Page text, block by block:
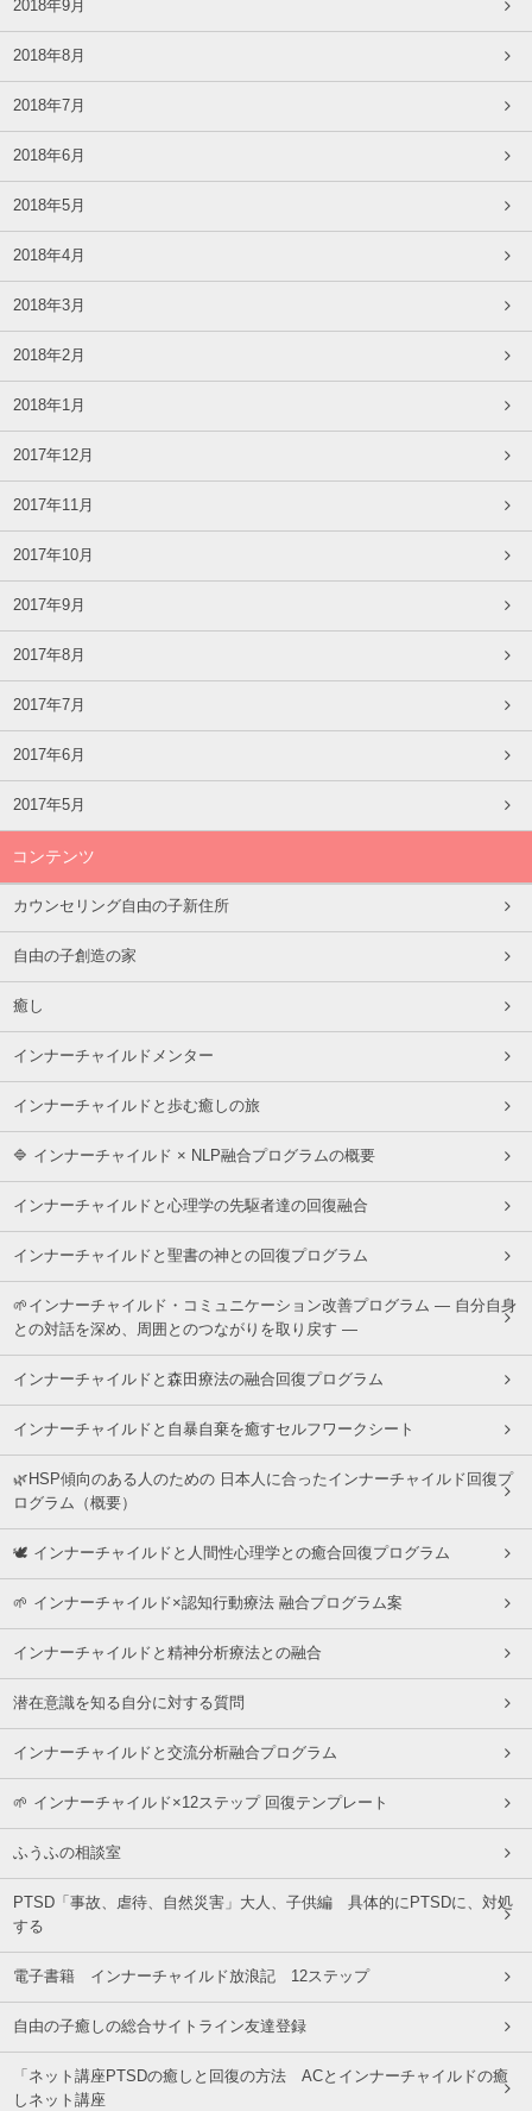
2018年9月
2018年8月
2018年7月
2018年6月
2018年5月
2018年4月
2018年3月
2018年2月
2018年1月
2017年12月
2017年11月
2017年10月
2017年9月
2017年8月
2017年7月
2017年6月
2017年5月
コンテンツ
カウンセリング自由の子新住所
自由の子創造の家
癒し
インナーチャイルドメンター
インナーチャイルドと歩む癒しの旅
🔷 インナーチャイルド × NLP融合プログラムの概要
インナーチャイルドと心理学の先駆者達の回復融合
インナーチャイルドと聖書の神との回復プログラム
🌱インナーチャイルド・コミュニケーション改善プログラム ― 自分自身
との対話を深め、周囲とのつながりを取り戻す ―
インナーチャイルドと森田療法の融合回復プログラム
インナーチャイルドと自暴自棄を癒すセルフワークシート
🌿HSP傾向のある人のための 日本人に合ったインナーチャイルド回復プ
ログラム（概要）
🕊 インナーチャイルドと人間性心理学との癒合回復プログラム
🌱 インナーチャイルド×認知行動療法 融合プログラム案
インナーチャイルドと精神分析療法との融合
潜在意識を知る自分に対する質問
インナーチャイルドと交流分析融合プログラム
🌱 インナーチャイルド×12ステップ 回復テンプレート
ふうふの相談室
PTSD「事故、虐待、自然災害」大人、子供編 具体的にPTSDに、対処
する
電子書籍 インナーチャイルド放浪記 12ステップ
自由の子癒しの総合サイトライン友達登録
「ネット講座PTSDの癒しと回復の方法 ACとインナーチャイルドの癒
しネット講座